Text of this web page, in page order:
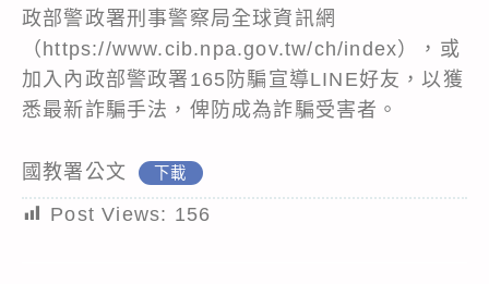
政部警政署刑事警察局全球資訊網
（https://www.cib.npa.gov.tw/ch/index），或
加入內政部警政署165防騙宣導LINE好友，以獲
悉最新詐騙手法，俾防成為詐騙受害者。
國教署公文 下載
Post Views: 156